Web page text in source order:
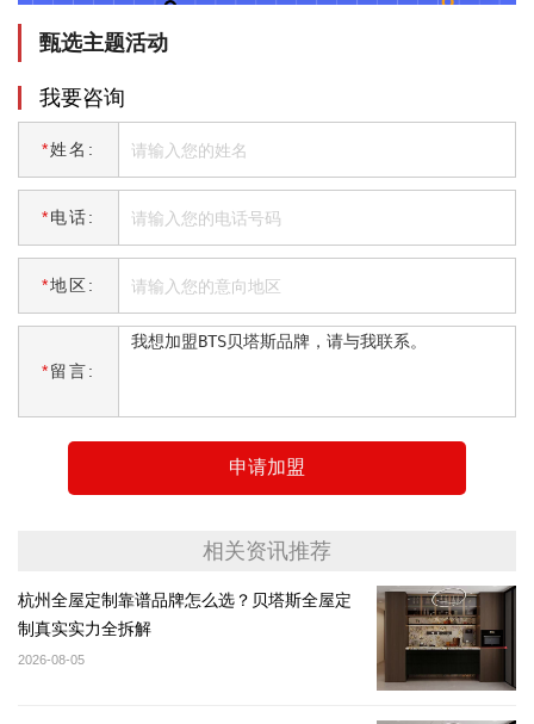
甄选主题活动
我要咨询
*姓名:
*电话:
*地区:
*留言:
申请加盟
相关资讯推荐
杭州全屋定制靠谱品牌怎么选？贝塔斯全屋定
制真实实力全拆解
2026-08-05